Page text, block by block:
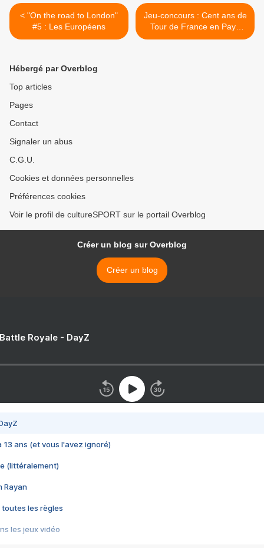
< "On the road to London"
#5 : Les Européens
Jeu-concours : Cent ans de
Tour de France en Pays
Basque >
Hébergé par Overblog
Top articles
Pages
Contact
Signaler un abus
C.G.U.
Cookies et données personnelles
Préférences cookies
Voir le profil de cultureSPORT sur le portail Overblog
Créer un blog sur Overblog
Créer un blog
Royale - DayZ
13 ans (et vous l'avez ignoré)
(littéralement)
Rayan
toutes les règles
les jeux vidéo